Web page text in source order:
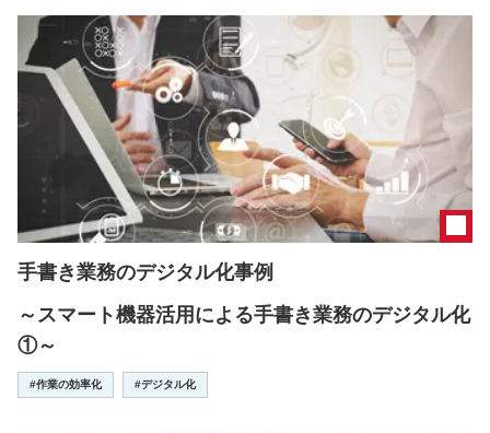
手書き業務のデジタル化事例
～スマート機器活用による手書き業務のデジタル化
①～
#作業の効率化 #デジタル化